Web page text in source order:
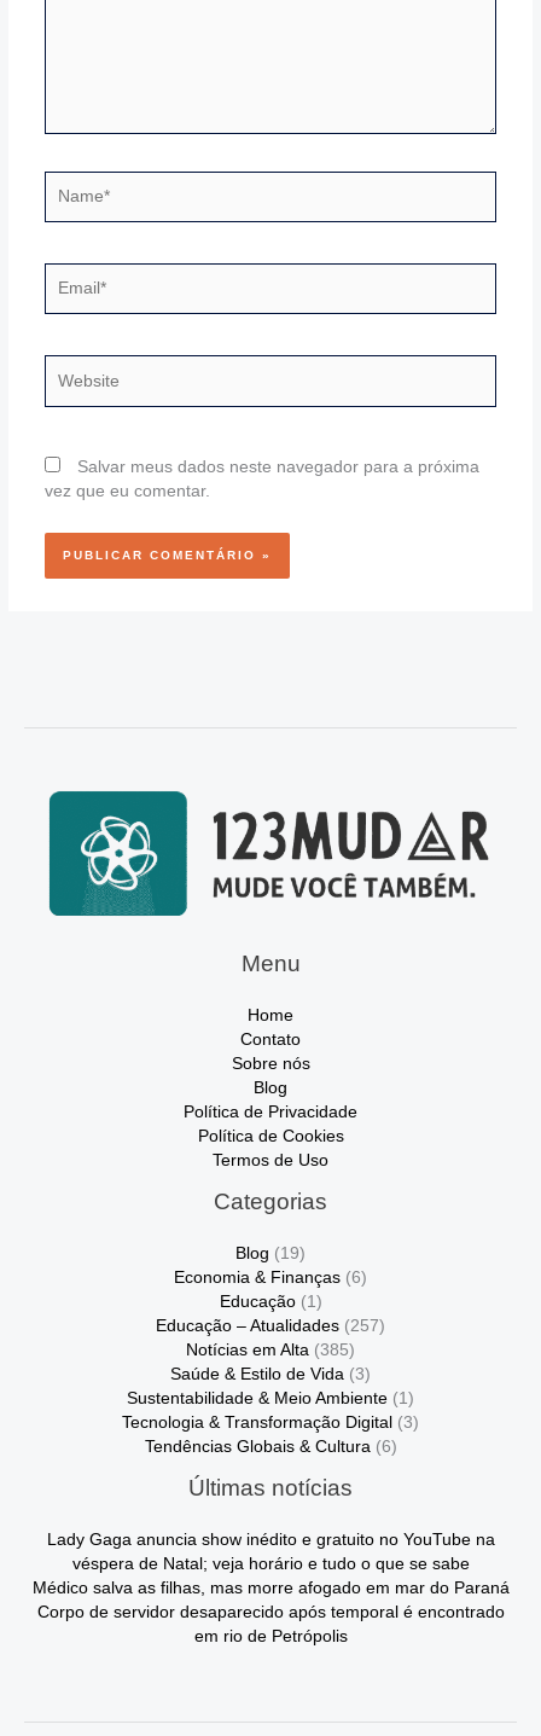
Salvar meus dados neste navegador para a próxima
vez que eu comentar.
Menu
Home
Contato
Sobre nós
Blog
Política de Privacidade
Política de Cookies
Termos de Uso
Categorias
Blog (19)
Economia & Finanças (6)
Educação(1)
Educação – Atualidades (257)
Notícias em Alta (385)
Saúde & Estilo de Vida (3)
Sustentabilidade & Meio Ambiente (1)
Tecnologia & Transformação Digital (3)
Tendências Globais & Cultura (6)
Últimas notícias
Lady Gaga anuncia show inédito e gratuito no YouTube na
véspera de Natal; veja horário e tudo o que se sabe
Médico salva as filhas, mas morre afogado em mar do Paraná
Corpo de servidor desaparecido após temporal é encontrado
em rio de Petrópolis